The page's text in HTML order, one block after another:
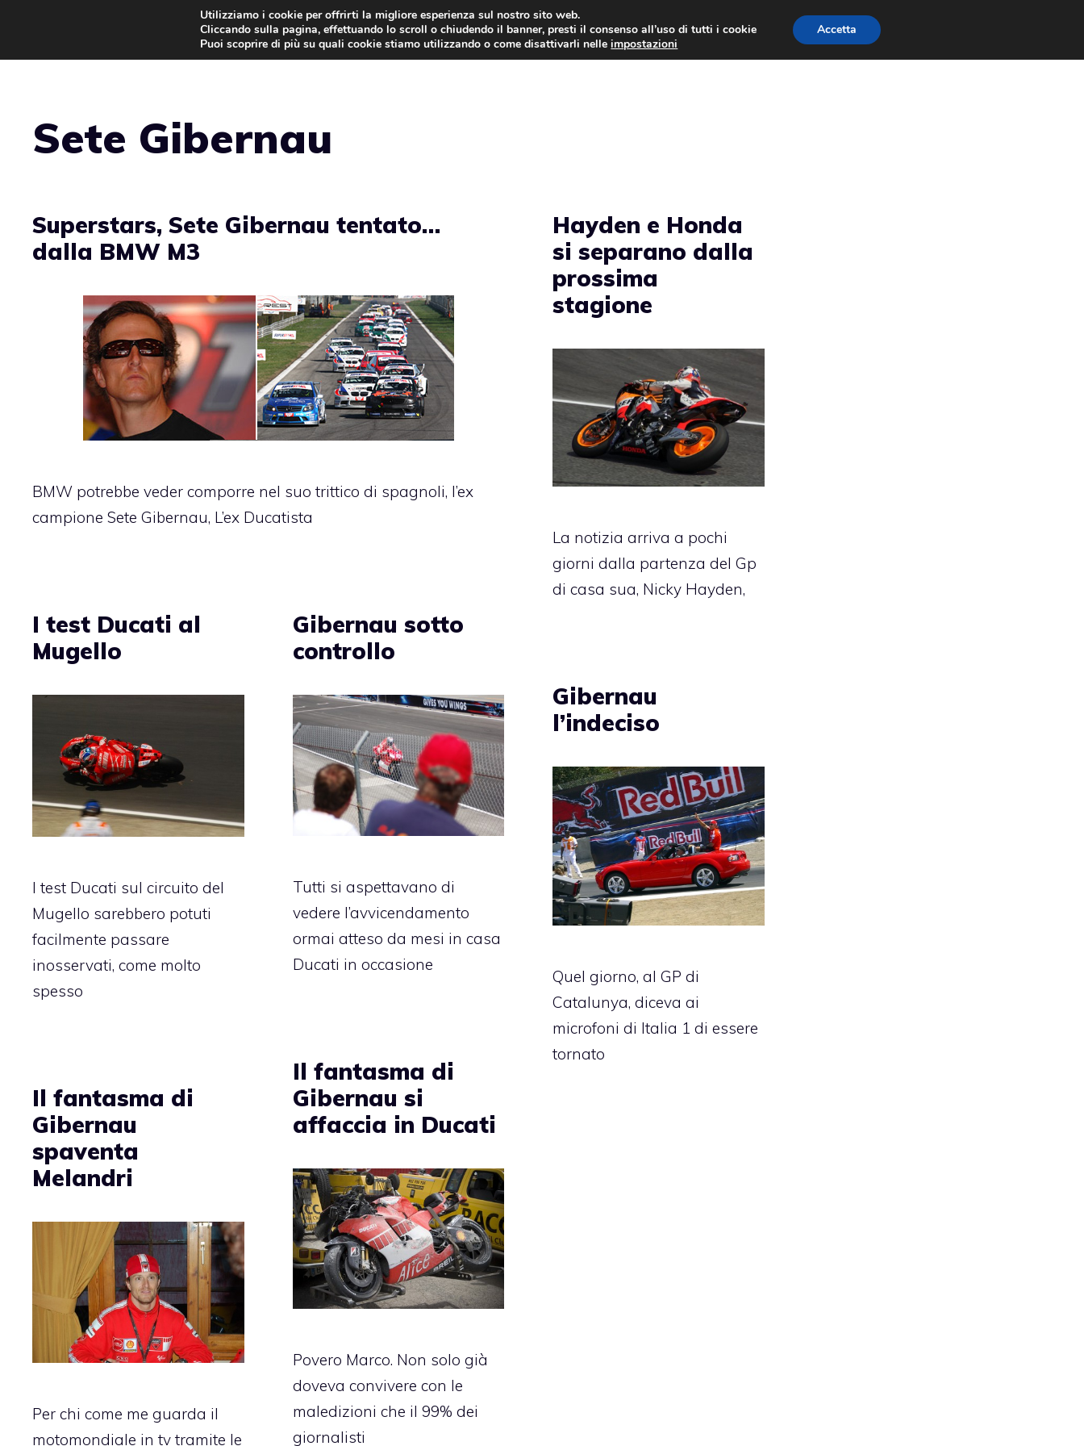
contenuto
AUTO NEWS EVENTI E FIERE
Sete Gibernau
Superstars, Sete Gibernau tentato…
dalla BMW M3
BMW potrebbe veder comporre nel suo trittico di spagnoli, l’ex
campione Sete Gibernau, L’ex Ducatista
Hayden e Honda
si separano dalla
prossima
stagione
La notizia arriva a pochi
giorni dalla partenza del Gp
di casa sua, Nicky Hayden,
I test Ducati al
Mugello
I test Ducati sul circuito del
Mugello sarebbero potuti
facilmente passare
inosservati, come molto
spesso
Gibernau sotto
controllo
Tutti si aspettavano di
vedere l’avvicendamento
ormai atteso da mesi in casa
Ducati in occasione
Gibernau
l’indeciso
Quel giorno, al GP di
Catalunya, diceva ai
microfoni di Italia 1 di essere
tornato
Il fantasma di
Gibernau si
affaccia in Ducati
Povero Marco. Non solo già
doveva convivere con le
maledizioni che il 99% dei
giornalisti
Il fantasma di
Gibernau
spaventa
Melandri
Per chi come me guarda il
motomondiale in tv tramite le
Utilizziamo i cookie per offrirti la migliore esperienza sul nostro sito web.
Cliccando sulla pagina, effettuando lo scroll o chiudendo il banner, presti il consenso all’uso di tutti i cookie
Puoi scoprire di più su quali cookie stiamo utilizzando o come disattivarli nelleimpostazioni
Accetta